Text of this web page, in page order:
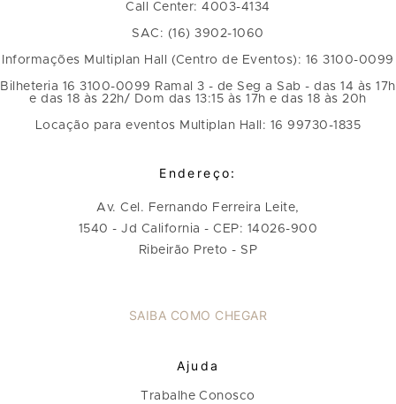
Call Center: 4003-4134
SAC: (16) 3902-1060
Informações Multiplan Hall (Centro de Eventos): 16 3100-0099
Bilheteria 16 3100-0099 Ramal 3 - de Seg a Sab - das 14 às 17h
e das 18 às 22h/ Dom das 13:15 às 17h e das 18 às 20h
Locação para eventos Multiplan Hall: 16 99730-1835
Endereço:
Av. Cel. Fernando Ferreira Leite,
1540 - Jd California - CEP: 14026-900
Ribeirão Preto - SP
SAIBA COMO CHEGAR
Ajuda
Trabalhe Conosco